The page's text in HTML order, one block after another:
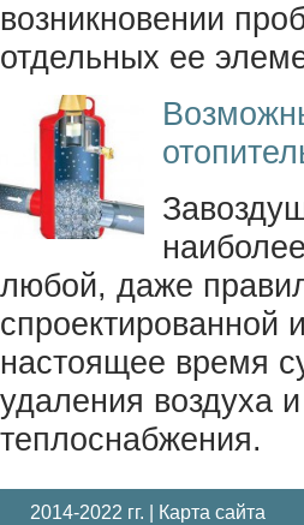
возникновении
отдельных ее
любой, даже
спроектированной
настоящее время
удаления воздуха
теплоснабжения.
2014-2022 гг. | Карта сайта